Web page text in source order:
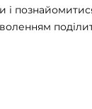
і